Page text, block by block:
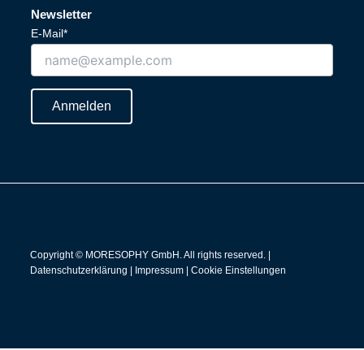
n
k
e
u
t
e
Newsletter
E-Mail*
Anmelden
Copyright © MORESOPHY GmbH. All rights reserved. |
Datenschutzerklärung
Impressum| Cookie Einstellungen